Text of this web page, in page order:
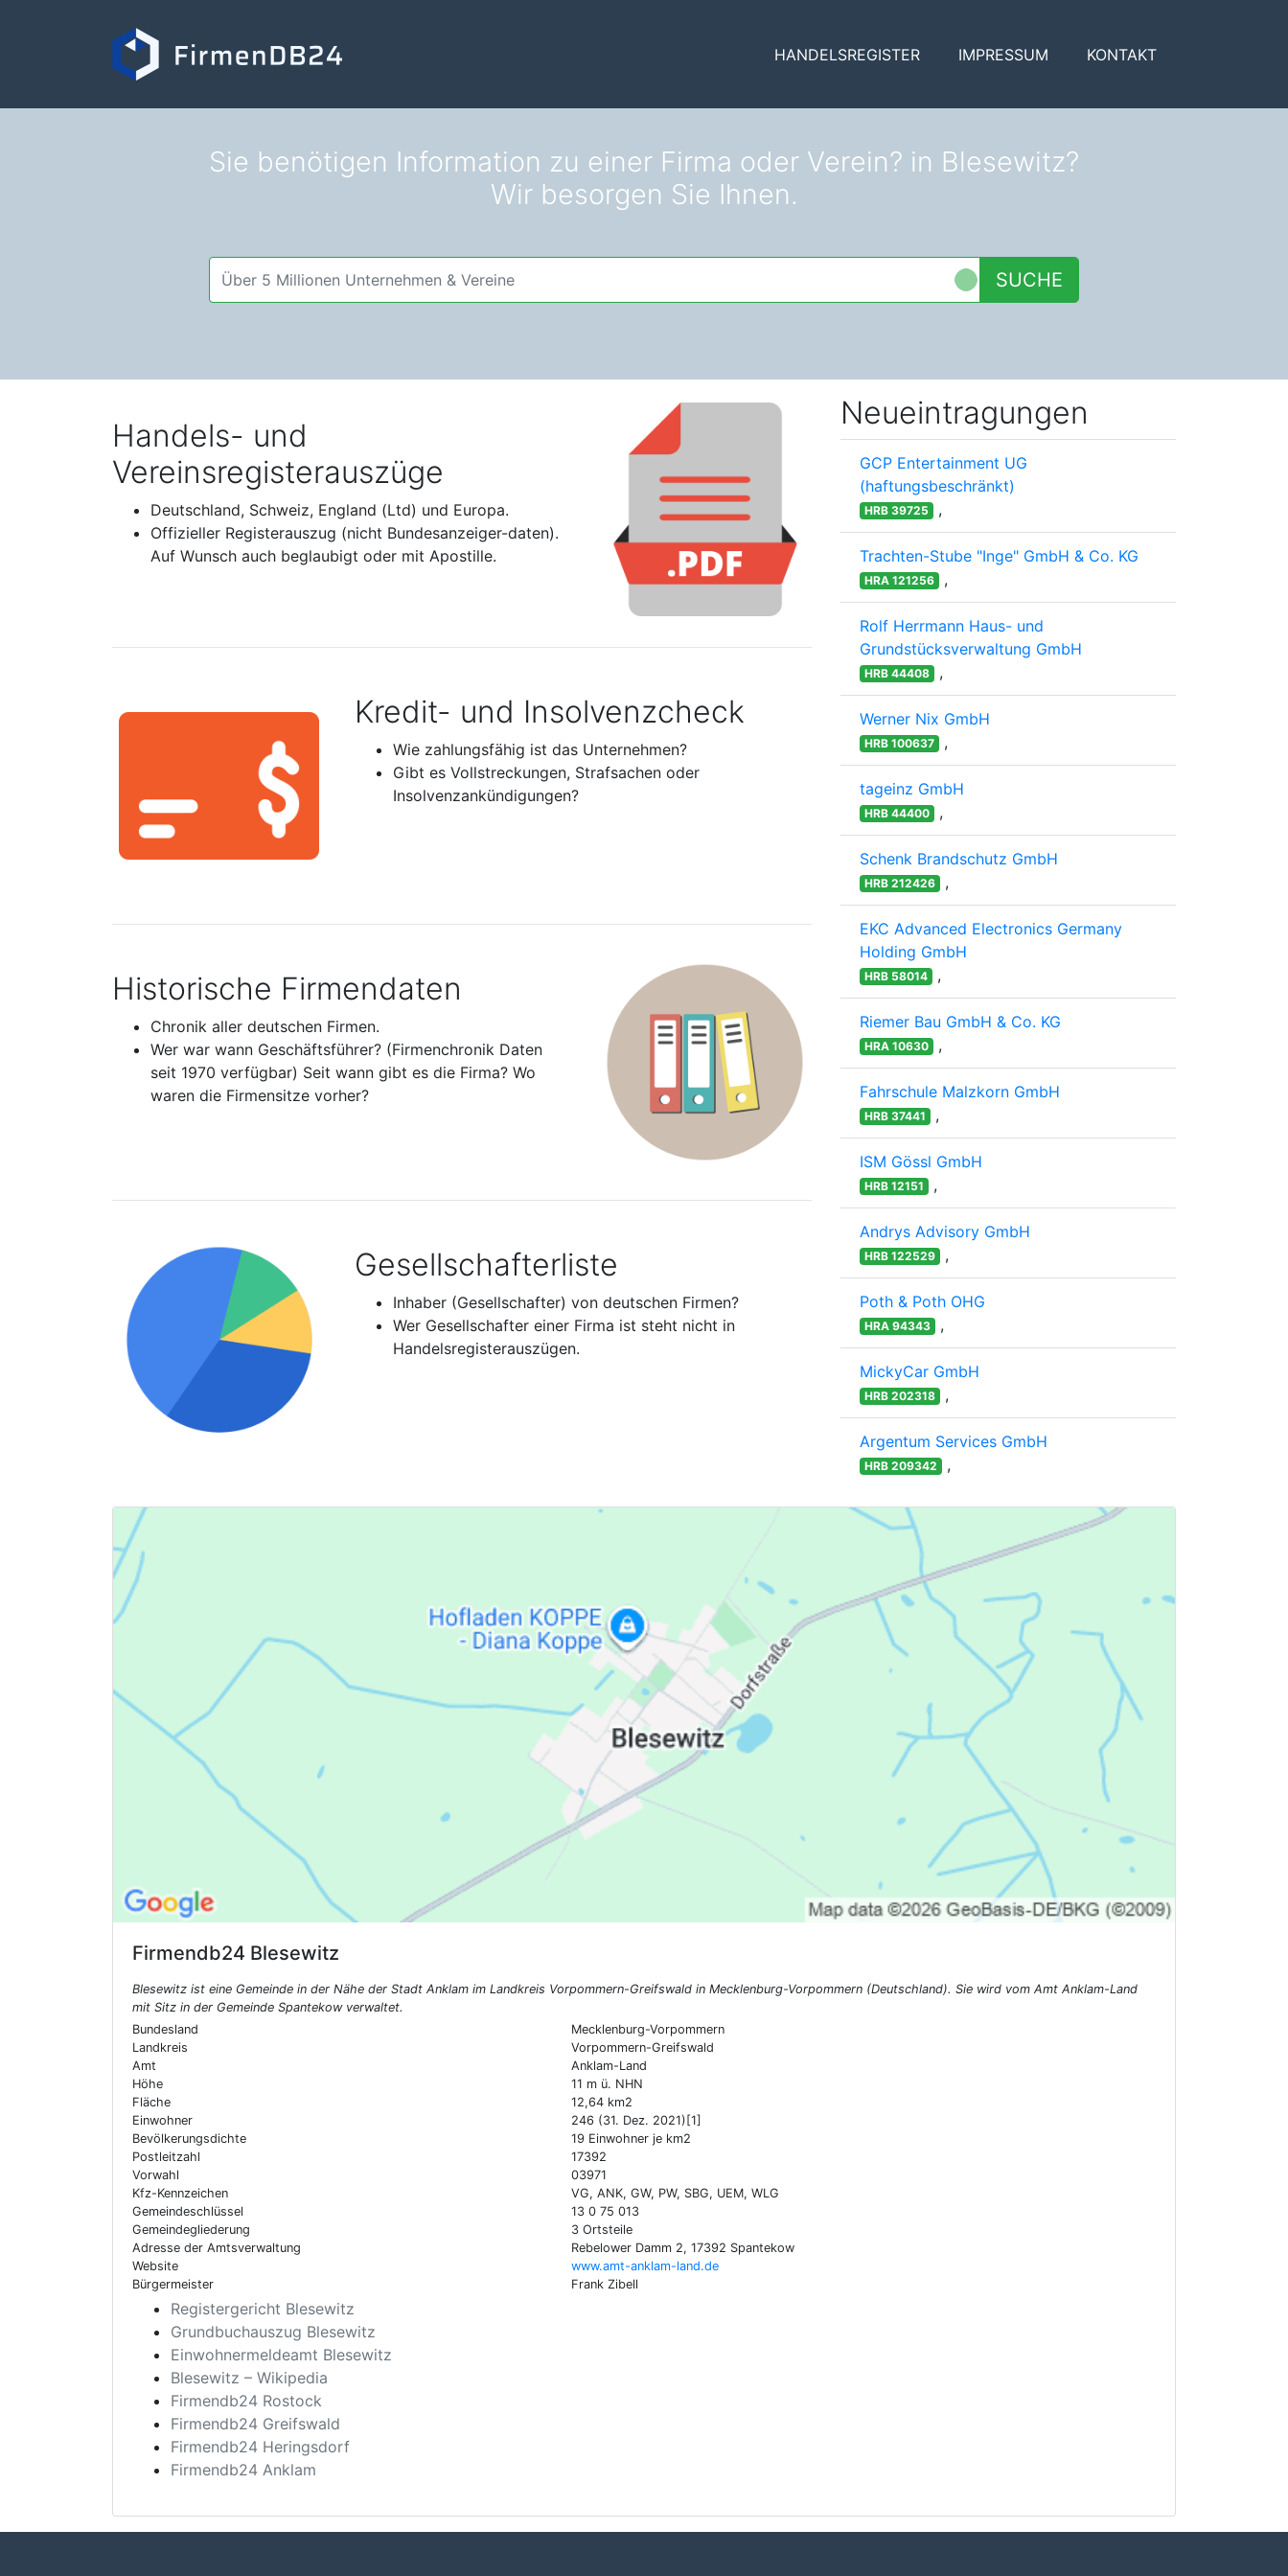
HANDELSREGISTER IMPRESSUM KONTAKT
Sie benötigen Information zu einer Firma oder Verein? in Blesewitz?
Wir besorgen Sie Ihnen.
SUCHE
Handels- und
Vereinsregisterauszüge
Deutschland, Schweiz, England (Ltd) und Europa.
Offizieller Registerauszug (nicht Bundesanzeiger-daten).
Auf Wunsch auch beglaubigt oder mit Apostille.
Kredit- und Insolvenzcheck
Wie zahlungsfähig ist das Unternehmen?
Gibt es Vollstreckungen, Strafsachen oder
Insolvenzankündigungen?
Historische Firmendaten
Chronik aller deutschen Firmen.
Wer war wann Geschäftsführer? (Firmenchronik Daten
seit 1970 verfügbar) Seit wann gibt es die Firma? Wo
waren die Firmensitze vorher?
Gesellschafterliste
Inhaber (Gesellschafter) von deutschen Firmen?
Wer Gesellschafter einer Firma ist steht nicht in
Handelsregisterauszügen.
Neueintragungen
GCP Entertainment UG
(haftungsbeschränkt)
HRB 39725 ,
Trachten-Stube "Inge" GmbH & Co. KG
HRA 121256 ,
Rolf Herrmann Haus- und
Grundstücksverwaltung GmbH
HRB 44408 ,
Werner Nix GmbH
HRB 100637 ,
tageinz GmbH
HRB 44400 ,
Schenk Brandschutz GmbH
HRB 212426 ,
EKC Advanced Electronics Germany
Holding GmbH
HRB 58014 ,
Riemer Bau GmbH & Co. KG
HRA 10630 ,
Fahrschule Malzkorn GmbH
HRB 37441 ,
ISM Gössl GmbH
HRB 12151 ,
Andrys Advisory GmbH
HRB 122529 ,
Poth & Poth OHG
HRA 94343 ,
MickyCar GmbH
HRB 202318 ,
Argentum Services GmbH
HRB 209342 ,
Firmendb24 Blesewitz
Blesewitz ist eine Gemeinde in der Nähe der Stadt Anklam im Landkreis Vorpommern-Greifswald in Mecklenburg-Vorpommern (Deutschland). Sie wird vom Amt Anklam-Land
mit Sitz in der Gemeinde Spantekow verwaltet.
Bundesland
Mecklenburg-Vorpommern
Landkreis
Vorpommern-Greifswald
Amt
Anklam-Land
Höhe
11 m ü. NHN
Fläche
12,64 km2
Einwohner
246 (31. Dez. 2021)[1]
Bevölkerungsdichte
19 Einwohner je km2
Postleitzahl
17392
Vorwahl
03971
Kfz-Kennzeichen
VG, ANK, GW, PW, SBG, UEM, WLG
Gemeindeschlüssel
13 0 75 013
Gemeindegliederung
3 Ortsteile
Adresse der Amtsverwaltung
Rebelower Damm 2, 17392 Spantekow
Website
www.amt-anklam-land.de
Bürgermeister
Frank Zibell
Registergericht Blesewitz
Grundbuchauszug Blesewitz
Einwohnermeldeamt Blesewitz
Blesewitz – Wikipedia
Firmendb24 Rostock
Firmendb24 Greifswald
Firmendb24 Heringsdorf
Firmendb24 Anklam